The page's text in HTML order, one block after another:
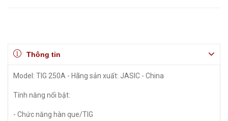
Thông tin
Model: TIG 250A - Hãng sản xuất: JASIC - China
Tính năng nổi bật:
- Chức năng hàn que/TIG